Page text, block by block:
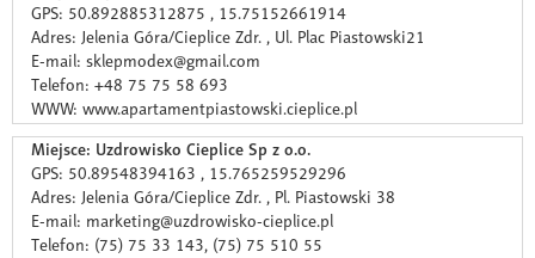
GPS: 50.892885312875 , 15.75152661914
Adres: Jelenia Góra/Cieplice Zdr. , Ul. Plac Piastowski21
E-mail: sklepmodex@gmail.com
Telefon: +48 75 75 58 693
WWW: www.apartamentpiastowski.cieplice.pl
Miejsce: Uzdrowisko Cieplice Sp z o.o.
GPS: 50.89548394163 , 15.765259529296
Adres: Jelenia Góra/Cieplice Zdr. , Pl. Piastowski 38
E-mail: marketing@uzdrowisko-cieplice.pl
Telefon: (75) 75 33 143, (75) 75 510 55